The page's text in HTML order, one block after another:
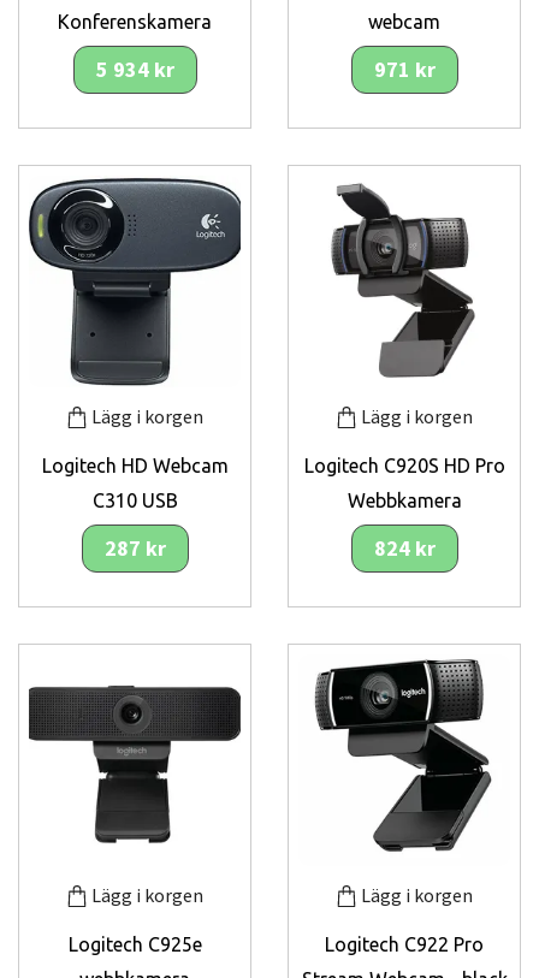
Konferenskamera
5 934 kr
webcam
971 kr
Lägg i korgen
Logitech HD Webcam
C310 USB
287 kr
Lägg i korgen
Logitech C920S HD Pro
Webbkamera
824 kr
Lägg i korgen
Logitech C925e
Lägg i korgen
Logitech C922 Pro